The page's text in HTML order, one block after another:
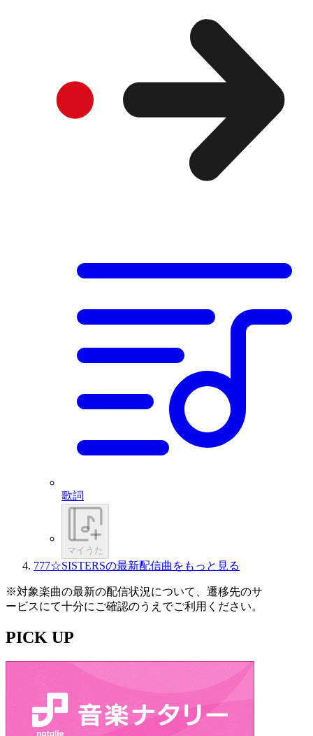
歌詞
マイうた
777☆SISTERSの最新配信曲をもっと見る
※対象楽曲の最新の配信状況について、遷移先のサ
ービスにて十分にご確認のうえでご利用ください。
PICK UP